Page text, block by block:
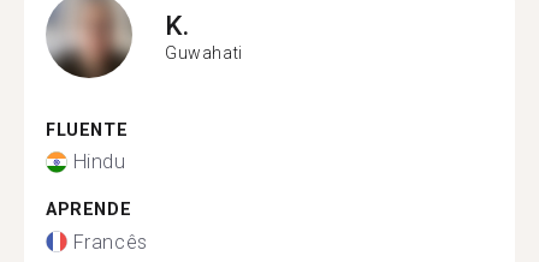
K.
Guwahati
FLUENTE
Hindu
APRENDE
Francês